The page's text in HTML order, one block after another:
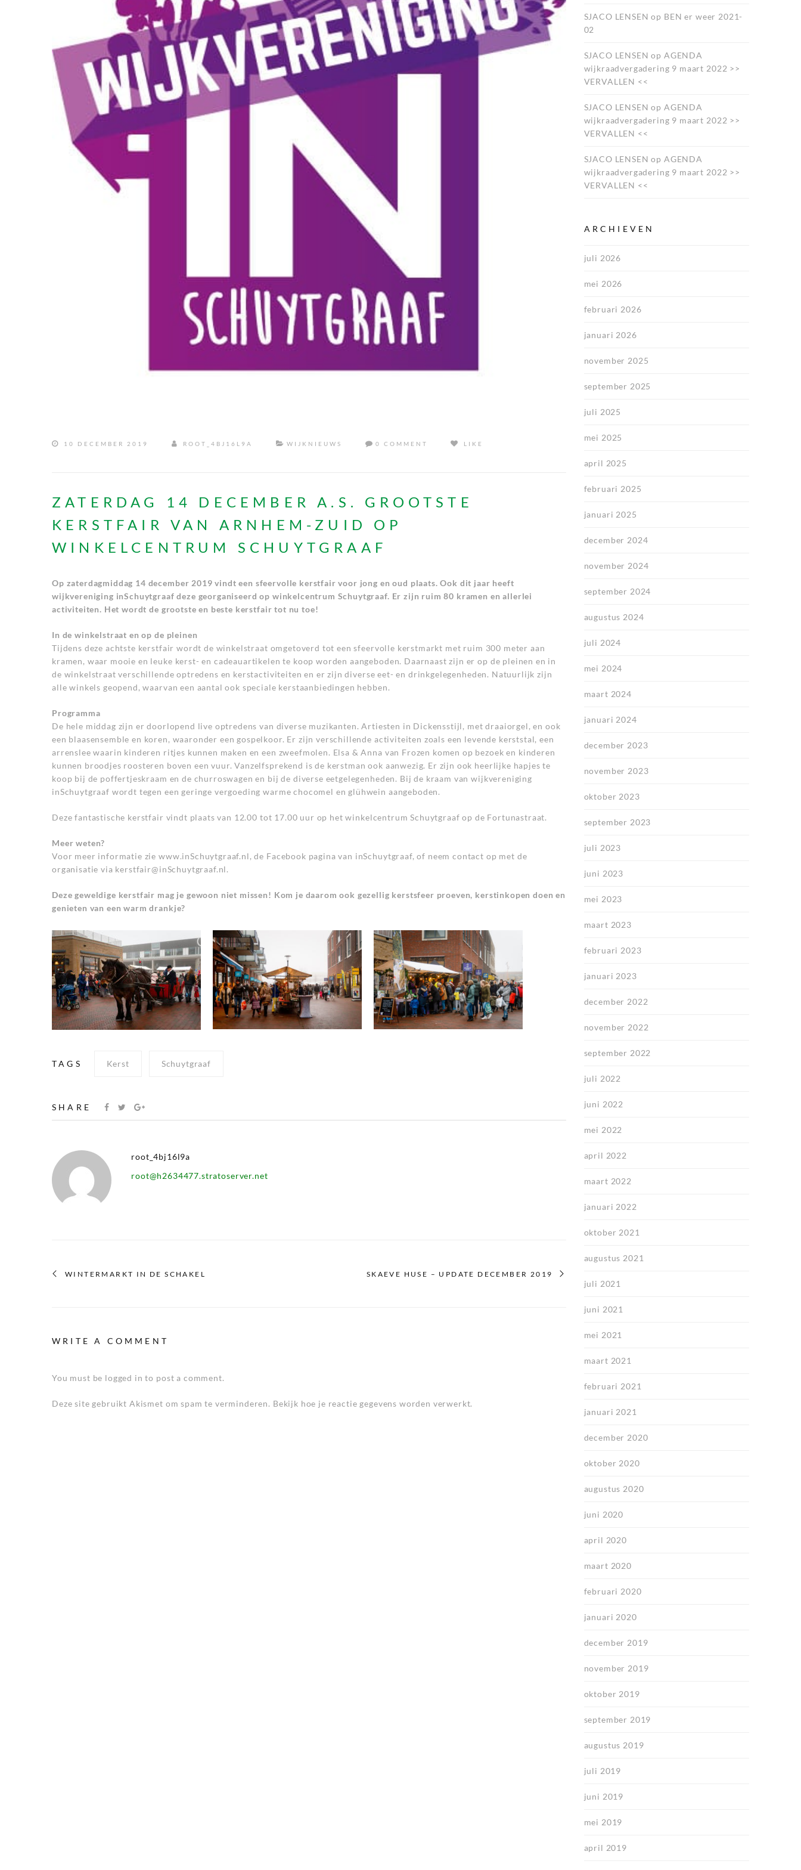
10 DECEMBER 2019 ROOT_4BJ16L9A WIJKNIEUWS 0 COMMENT LIKE
ZATERDAG 14 DECEMBER A.S. GROOTSTE
KERSTFAIR VAN ARNHEM-ZUID OP
WINKELCENTRUM SCHUYTGRAAF
Op zaterdagmiddag 14 december 2019 vindt een sfeervolle kerstfair voor jong en oud plaats. Ook dit jaar heeft
wijkvereniging inSchuytgraaf deze georganiseerd op winkelcentrum Schuytgraaf. Er zijn ruim 80 kramen en allerlei
activiteiten. Het wordt de grootste en beste kerstfair tot nu toe!
In de winkelstraat en op de pleinen
Tijdens deze achtste kerstfair wordt de winkelstraat omgetoverd tot een sfeervolle kerstmarkt met ruim 300 meter aan
kramen, waar mooie en leuke kerst- en cadeauartikelen te koop worden aangeboden. Daarnaast zijn er op de pleinen en in
de winkelstraat verschillende optredens en kerstactiviteiten en er zijn diverse eet- en drinkgelegenheden. Natuurlijk zijn
alle winkels geopend, waarvan een aantal ook speciale kerstaanbiedingen hebben.
Programma
De hele middag zijn er doorlopend live optredens van diverse muzikanten. Artiesten in Dickensstijl, met draaiorgel, en ook
een blaasensemble en koren, waaronder een gospelkoor. Er zijn verschillende activiteiten zoals een levende kerststal, een
arrenslee waarin kinderen ritjes kunnen maken en een zweefmolen. Elsa & Anna van Frozen komen op bezoek en kinderen
kunnen broodjes roosteren boven een vuur. Vanzelfsprekend is de kerstman ook aanwezig. Er zijn ook heerlijke hapjes te
koop bij de poffertjeskraam en de churroswagen en bij de diverse eetgelegenheden. Bij de kraam van wijkvereniging
inSchuytgraaf wordt tegen een geringe vergoeding warme chocomel en glühwein aangeboden.
Deze fantastische kerstfair vindt plaats van 12.00 tot 17.00 uur op het winkelcentrum Schuytgraaf op de Fortunastraat.
Meer weten?
Voor meer informatie zie www.inSchuytgraaf.nl, de Facebook pagina van inSchuytgraaf, of neem contact op met de
organisatie via kerstfair@inSchuytgraaf.nl.
Deze geweldige kerstfair mag je gewoon niet missen! Kom je daarom ook gezellig kerstsfeer proeven, kerstinkopen doen en
genieten van een warm drankje?
TAGS Kerst Schuytgraaf
SHARE
root_4bj16l9a
root@h2634477.stratoserver.net
WINTERMARKT IN DE SCHAKEL SKAEVE HUSE – UPDATE DECEMBER 2019
WRITE A COMMENT
You must be logged in to post a comment.
Deze site gebruikt Akismet om spam te verminderen. Bekijk hoe je reactie gegevens worden verwerkt.
SJACO LENSEN op BEN er weer 2021-
02
SJACO LENSEN op AGENDA
wijkraadvergadering 9 maart 2022 >>
VERVALLEN <<
SJACO LENSEN op AGENDA
wijkraadvergadering 9 maart 2022 >>
VERVALLEN <<
SJACO LENSEN op AGENDA
wijkraadvergadering 9 maart 2022 >>
VERVALLEN <<
ARCHIEVEN
juli 2026
mei 2026
februari 2026
januari 2026
november 2025
september 2025
juli 2025
mei 2025
april 2025
februari 2025
januari 2025
december 2024
november 2024
september 2024
augustus 2024
juli 2024
mei 2024
maart 2024
januari 2024
december 2023
november 2023
oktober 2023
september 2023
juli 2023
juni 2023
mei 2023
maart 2023
februari 2023
januari 2023
december 2022
november 2022
september 2022
juli 2022
juni 2022
mei 2022
april 2022
maart 2022
januari 2022
oktober 2021
augustus 2021
juli 2021
juni 2021
mei 2021
maart 2021
februari 2021
januari 2021
december 2020
oktober 2020
augustus 2020
juni 2020
april 2020
maart 2020
februari 2020
januari 2020
december 2019
november 2019
oktober 2019
september 2019
augustus 2019
juli 2019
juni 2019
mei 2019
april 2019